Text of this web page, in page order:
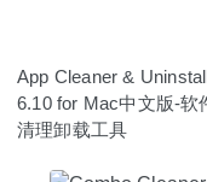
App Cleaner &
6.10 for Mac中文版-软
清理卸载工具